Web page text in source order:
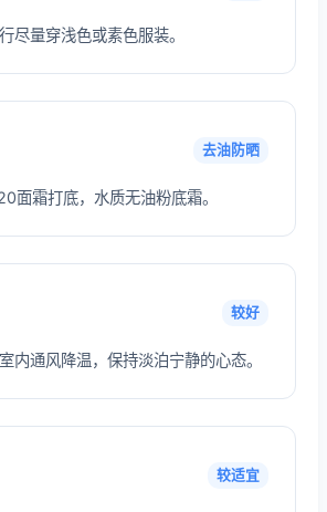
尽量穿浅色或素色服装。
去油防晒
面霜打底，水质无油粉底霜。
较好
内通风降温，保持淡泊宁静的心态。
较适宜